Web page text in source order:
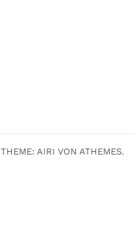
THEME: AIRI VON ATHEMES.